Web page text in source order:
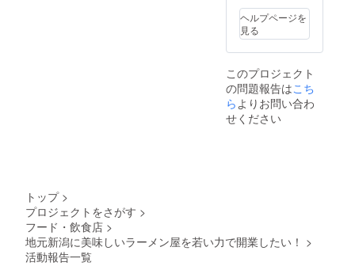
い。 よ
ろしく
お願い
致しま
効期
限：
「店舗
が存続
する限
ヘルプページを
見る
このプロジェクト
の問題報告はこち
らよりお問い合わ
せください
トップ >
プロジェクトをさがす >
フード・飲食店 >
地元新潟に美味しいラーメン屋を若い力で開業したい！ >
活動報告一覧